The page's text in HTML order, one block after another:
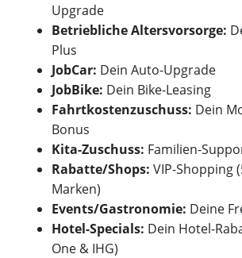
Upgrade
Betriebliche Altersvorsorge:
Plus
JobCar: Dein Auto-Upgrade
JobBike: Dein Bike-Leasing
Fahrtkostenzuschuss: Dein
Bonus
Kita-Zuschuss: Familien-
Rabatte/Shops: VIP-Shopping
Marken)
Events/Gastronomie: Deine
Hotel-Specials: Dein Hotel-
One & IHG)